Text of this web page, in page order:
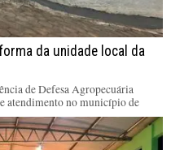
da unidade local da
de Defesa Agropecuária
atendimento no município de